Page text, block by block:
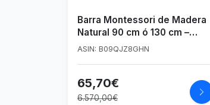
Barra Montessori de Madera
Natural 90 cm ó 130 cm –
Hecha a Mano – Ideal para
ASIN: B09QJZ8GHN
65,70€
6.570,00€